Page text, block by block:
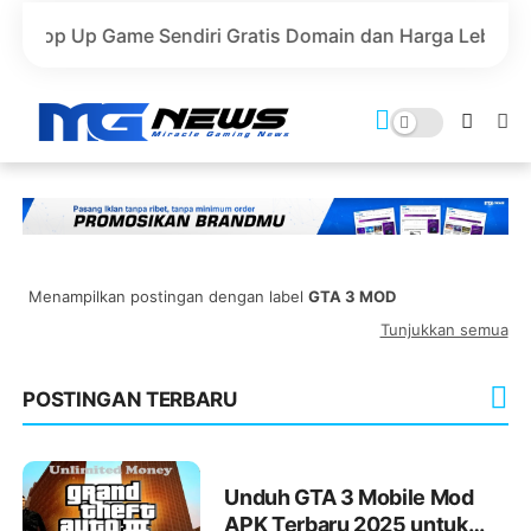
Game Sendiri Gratis Domain dan Harga Lebih Murah!
Menampilkan postingan dengan labelGTA 3 MOD
Tunjukkan semua
POSTINGAN TERBARU
Unduh GTA 3 Mobile Mod
APK Terbaru 2025 untuk